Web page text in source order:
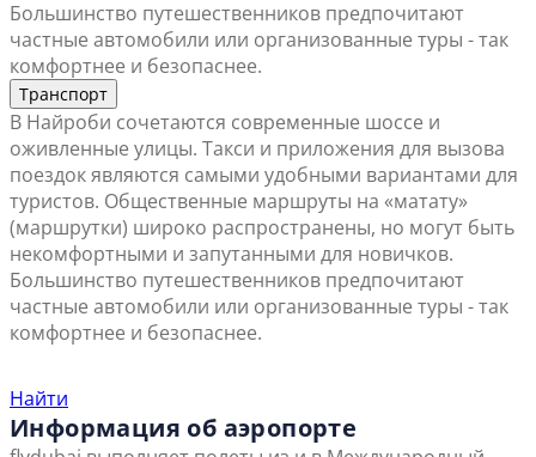
Большинство путешественников предпочитают
частные автомобили или организованные туры - так
комфортнее и безопаснее.
Транспорт
В Найроби сочетаются современные шоссе и
оживленные улицы. Такси и приложения для вызова
поездок являются самыми удобными вариантами для
туристов. Общественные маршруты на «матату»
(маршрутки) широко распространены, но могут быть
некомфортными и запутанными для новичков.
Большинство путешественников предпочитают
частные автомобили или организованные туры - так
комфортнее и безопаснее.
Найти
Информация об аэропорте